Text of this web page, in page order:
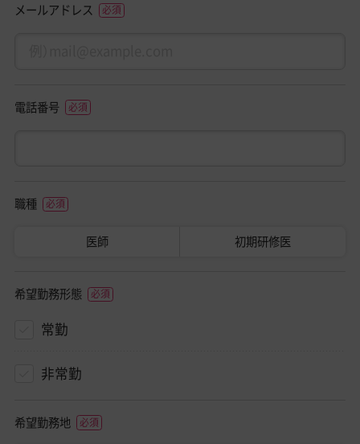
メールアドレス
電話番号
職種
医師 初期研修医
希望勤務形態
常勤
非常勤
希望勤務地